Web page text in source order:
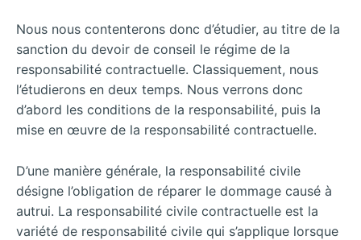
Nous nous contenterons donc d’étudier, au titre de la
sanction du devoir de conseil le régime de la
responsabilité contractuelle. Classiquement, nous
l’étudierons en deux temps. Nous verrons donc
d’abord les conditions de la responsabilité, puis la
mise en œuvre de la responsabilité contractuelle.
D’une manière générale, la responsabilité civile
désigne l’obligation de réparer le dommage causé à
autrui. La responsabilité civile contractuelle est la
variété de responsabilité civile qui s’applique lorsque